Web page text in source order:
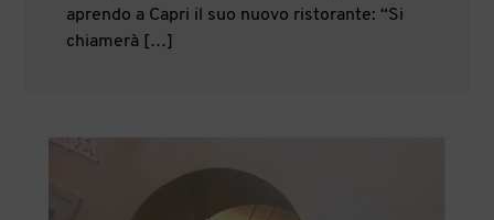
aprendo a Capri il suo nuovo ristorante: “Si
chiamerà […]